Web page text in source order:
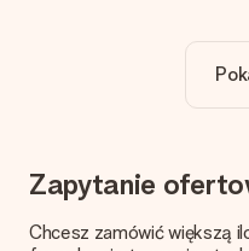
Cena podana na stronie
Twojego prezentu - ilość
jakość?
Chcemy mieć pewność, że
wysokiej jakości. Jeśli nie
Zapytanie
Chcesz zamówić większą